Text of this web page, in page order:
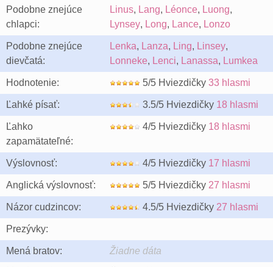
Podobne znejúce
chlapci:
Linus, Lang, Léonce, Luong,
Lynsey, Long, Lance, Lonzo
Podobne znejúce
dievčatá:
Lenka, Lanza, Ling, Linsey,
Lonneke, Lenci, Lanassa, Lumkea
Hodnotenie: 5/5 Hviezdičky 33 hlasmi
Ľahké písať: 3.5/5 Hviezdičky 18 hlasmi
Ľahko
zapamätateľné:
4/5 Hviezdičky 18 hlasmi
Výslovnosť: 4/5 Hviezdičky 17 hlasmi
Anglická výslovnosť: 5/5 Hviezdičky 27 hlasmi
Názor cudzincov: 4.5/5 Hviezdičky 27 hlasmi
Prezývky:
Mená bratov: Žiadne dáta